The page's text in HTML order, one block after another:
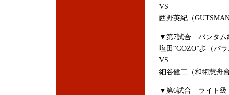
VS
西野英紀（
▼第7試合 バンタ
塩田“GOZO”歩（パ
VS
細谷健二（和術慧舟
▼第6試合 ライト